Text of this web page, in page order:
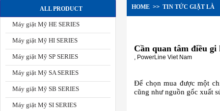
ALL PRODUCT
Máy giặt Mỹ HE SERIES
Máy giặt Mỹ HI SERIES
Máy giặt Mỹ SP SERIES
Máy giặt Mỹ SA SERIES
Máy giặt Mỹ SB SERIES
Máy giặt Mỹ SI SERIES
HOME >> TIN TỨC GIẶT LÀ
Cần quan tâm điều
, PowerLine Viet Nam
Để chọn mua được một
cũng như nguồn gốc xuất